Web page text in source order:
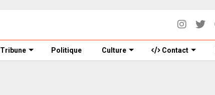
Tribune Politique Culture Contact